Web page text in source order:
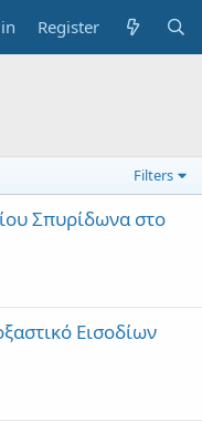
Register
Filters
Σπυρίδωνα στο
Εισοδίων